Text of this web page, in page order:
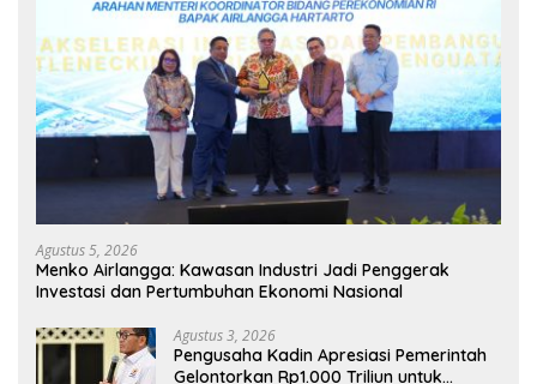
Agustus 5, 2026
Menko Airlangga: Kawasan Industri Jadi Penggerak
Investasi dan Pertumbuhan Ekonomi Nasional
Agustus 3, 2026
Pengusaha Kadin Apresiasi Pemerintah
Gelontorkan Rp1.000 Triliun untuk